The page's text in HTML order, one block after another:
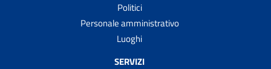
Politici
Personale amministrativo
Luoghi
SERVIZI